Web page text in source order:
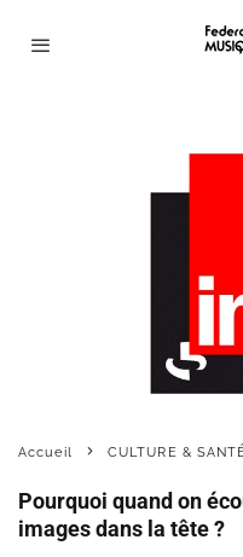
Accueil CULTURE &
Pourquoi quand on
images dans la tête ?